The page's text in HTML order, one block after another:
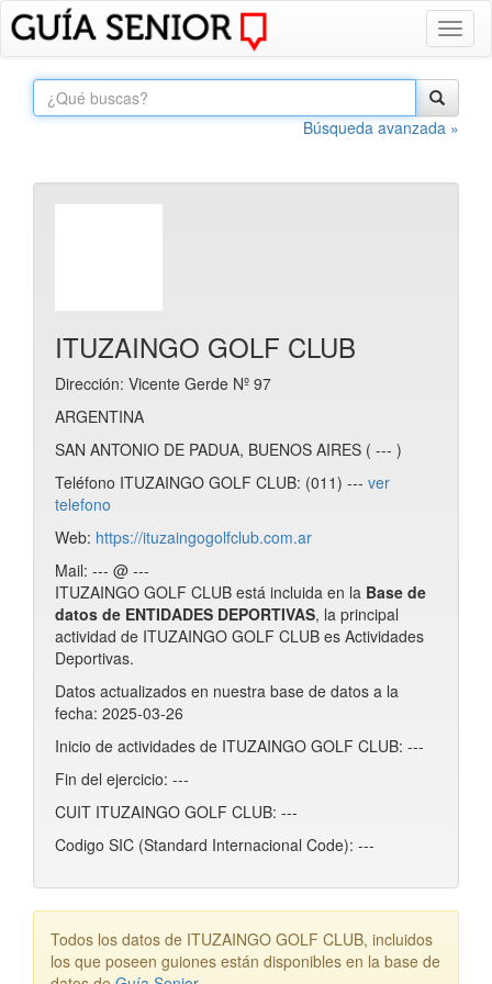
Búsqueda avanzada »
ITUZAINGO GOLF CLUB
Dirección: Vicente Gerde Nº 97
ARGENTINA
SAN ANTONIO DE PADUA, BUENOS AIRES ( --- )
Teléfono ITUZAINGO GOLF CLUB: (011) --- ver
telefono
Web: https://ituzaingogolfclub.com.ar
Mail: --- @ ---
ITUZAINGO GOLF CLUB está incluida en la Base de
datos de ENTIDADES DEPORTIVAS, la principal
actividad de ITUZAINGO GOLF CLUB es Actividades
Deportivas.
Datos actualizados en nuestra base de datos a la
fecha: 2025-03-26
Inicio de actividades de ITUZAINGO GOLF CLUB: ---
Fin del ejercicio: ---
CUIT ITUZAINGO GOLF CLUB: ---
Codigo SIC (Standard Internacional Code): ---
Todos los datos de ITUZAINGO GOLF CLUB, incluidos
los que poseen guiones están disponibles en la base de